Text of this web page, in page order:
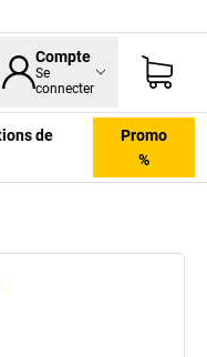
Compte
Se
connecter
de
Promo
%